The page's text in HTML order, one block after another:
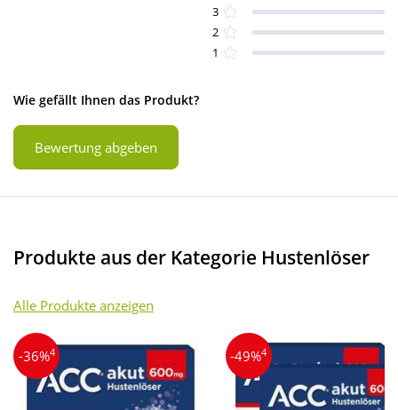
3
2
1
Wie gefällt Ihnen das Produkt?
Bewertung abgeben
Produkte aus der Kategorie Hustenlöser
Alle Produkte anzeigen
-36%4 -49%4